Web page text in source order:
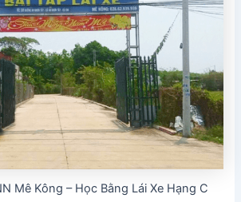
Mê Kông – Học Bằng Lái Xe Hạng C